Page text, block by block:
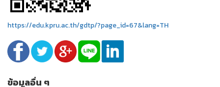
https://edu.kpru.ac.th/gdtp/?page_id=67&lang=TH
ข้อมูลอื่น ๆ